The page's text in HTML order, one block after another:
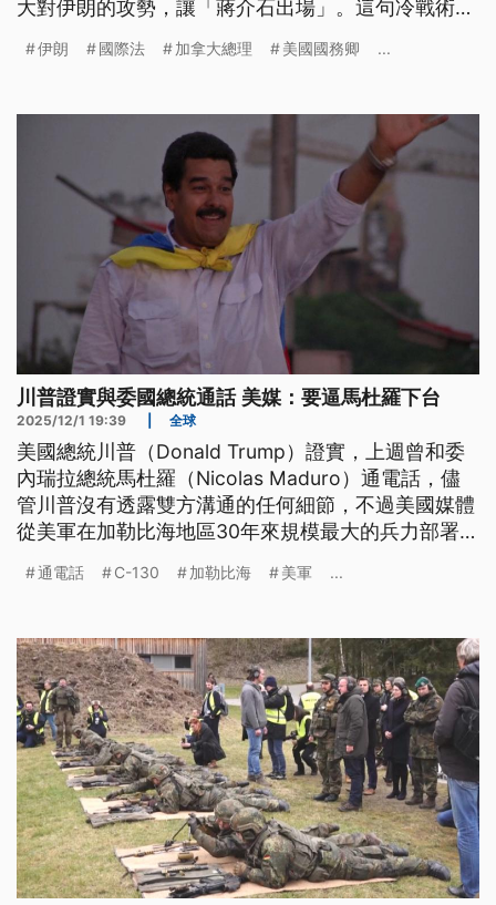
大對伊朗的攻勢，讓「蔣介石出場」。這句冷戰術
和德國領袖都警告，攻打伊朗的行動違反國際法。
伊朗 國際法 加拿大總理 美國國務卿 ...
川普證實與委國總統通話 美媒：要逼馬杜羅下台
2025/12/1 19:39 全球
美國總統川普（Donald Trump）證實，上週曾和委
內瑞拉總統馬杜羅（Nicolas Maduro）通電話，儘
管川普沒有透露雙方溝通的任何細節，不過美國媒體
從美軍在加勒比海地區30年來規模最大的兵力部署判
羅自行下台、流亡海外。
通電話 C-130 加勒比海 美軍 ...